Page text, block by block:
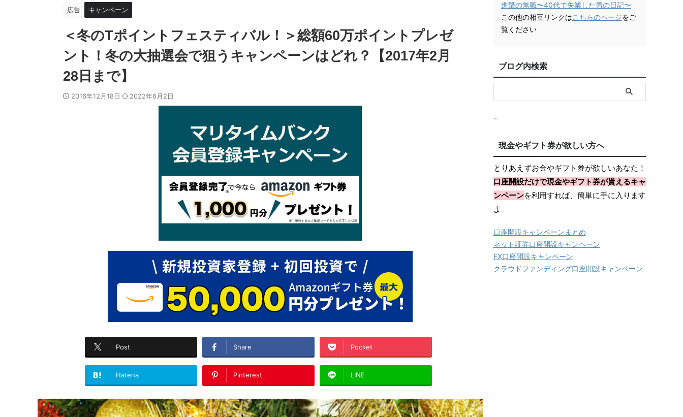
広告 キャンペーン
＜冬のTポイントフェスティバル！＞総額60万ポイントプレゼ
ント！冬の大抽選会で狙うキャンペーンはどれ？【2017年2月
28日まで】
2016年12月18日 2022年6月2日
Post Share Pocket
Hatena Pinterest LINE
進撃の無職〜40代で失業した男の日記〜
この他の相互リンクはこちらのページをご
覧ください
ブログ内検索
現金やギフト券が欲しい方へ
とりあえずお金やギフト券が欲しいあなた！
口座開設だけで現金やギフト券が貰えるキャ
ンペーンを利用すれば、簡単に手に入ります
よ
口座開設キャンペーンまとめ
ネット証券口座開設キャンペーン
FX口座開設キャンペーン
クラウドファンディング口座開設キャンペーン